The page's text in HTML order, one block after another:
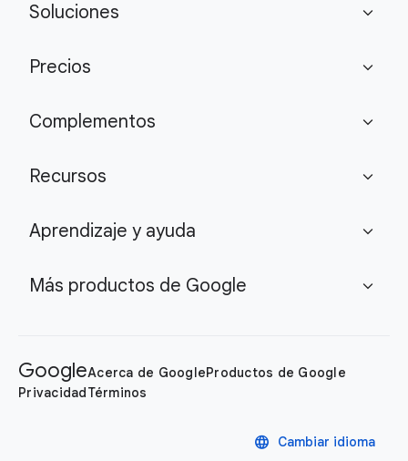
Soluciones expand_more
Precios expand_more
Complementos expand_more
Recursos expand_more
Aprendizaje y ayuda expand_more
Más productos de Google expand_more
GoogleAcerca de GoogleProductos de Google
PrivacidadTérminos
language Cambiar idioma